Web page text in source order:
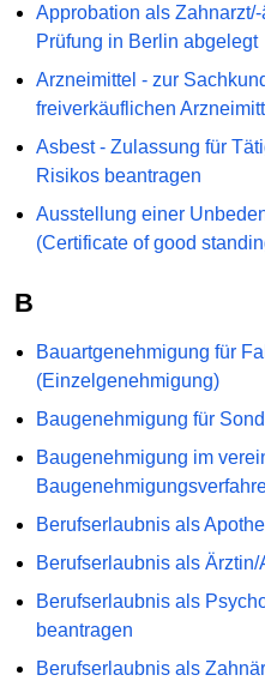
Approbation als
Prüfung in Berlin abgelegt
Arzneimittel - zur
freiverkäuflichen
Asbest - Zulassung für
Risikos beantragen
Ausstellung einer
(Certificate of good
B
Bauartgenehmigung für
(Einzelgenehmigung)
Baugenehmigung für
Baugenehmigung im
Berufserlaubnis als
Berufserlaubnis als Ärztin/
Berufserlaubnis als
beantragen
Berufserlaubnis als